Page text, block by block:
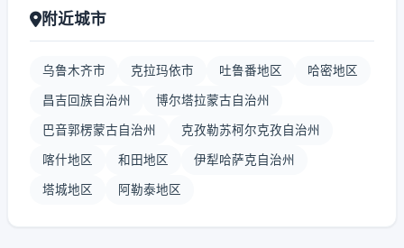
附近城市
乌鲁木齐市 克拉玛依市 吐鲁番地区 哈密地区
昌吉回族自治州 博尔塔拉蒙古自治州
巴音郭楞蒙古自治州 克孜勒苏柯尔克孜自治州
喀什地区 和田地区 伊犁哈萨克自治州
塔城地区 阿勒泰地区